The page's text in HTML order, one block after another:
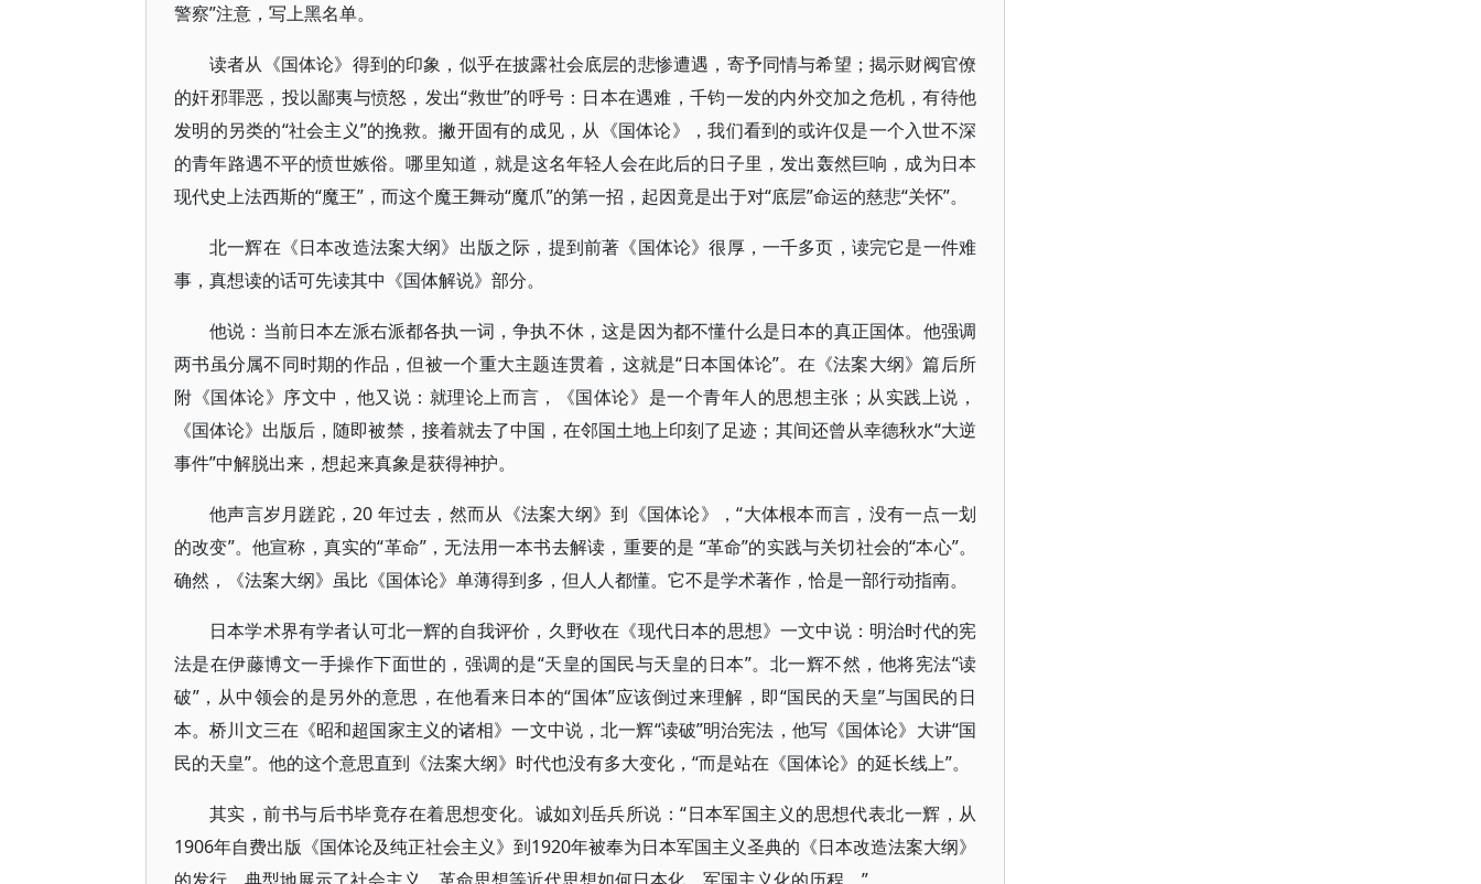
警察”注意，写上黑名单。
读者从《国体论》得到的印象，似乎在披露社会底层的悲惨遭遇，寄予同情与希望；揭示财阀官僚
的奸邪罪恶，投以鄙夷与愤怒，发出“救世”的呼号：日本在遇难，千钧一发的内外交加之危机，有待他
发明的另类的“社会主义”的挽救。撇开固有的成见，从《国体论》，我们看到的或许仅是一个入世不深
的青年路遇不平的愤世嫉俗。哪里知道，就是这名年轻人会在此后的日子里，发出轰然巨响，成为日本
现代史上法西斯的“魔王”，而这个魔王舞动“魔爪”的第一招，起因竟是出于对“底层”命运的慈悲“关怀”。
北一辉在《日本改造法案大纲》出版之际，提到前著《国体论》很厚，一千多页，读完它是一件难
事，真想读的话可先读其中《国体解说》部分。
他说：当前日本左派右派都各执一词，争执不休，这是因为都不懂什么是日本的真正国体。他强调
两书虽分属不同时期的作品，但被一个重大主题连贯着，这就是“日本国体论”。在《法案大纲》篇后所
附《国体论》序文中，他又说：就理论上而言，《国体论》是一个青年人的思想主张；从实践上说，
《国体论》出版后，随即被禁，接着就去了中国，在邻国土地上印刻了足迹；其间还曾从幸德秋水“大逆
事件”中解脱出来，想起来真象是获得神护。
他声言岁月蹉跎，20 年过去，然而从《法案大纲》到《国体论》，“大体根本而言，没有一点一划
的改变”。他宣称，真实的“革命”，无法用一本书去解读，重要的是 “革命”的实践与关切社会的“本心”。
确然，《法案大纲》虽比《国体论》单薄得到多，但人人都懂。它不是学术著作，恰是一部行动指南。
日本学术界有学者认可北一辉的自我评价，久野收在《现代日本的思想》一文中说：明治时代的宪
法是在伊藤博文一手操作下面世的，强调的是“天皇的国民与天皇的日本”。北一辉不然，他将宪法“读
破”，从中领会的是另外的意思，在他看来日本的“国体”应该倒过来理解，即“国民的天皇”与国民的日
本。桥川文三在《昭和超国家主义的诸相》一文中说，北一辉“读破”明治宪法，他写《国体论》大讲“国
民的天皇”。他的这个意思直到《法案大纲》时代也没有多大变化，“而是站在《国体论》的延长线上”。
其实，前书与后书毕竟存在着思想变化。诚如刘岳兵所说：“日本军国主义的思想代表北一辉，从
1906年自费出版《国体论及纯正社会主义》到1920年被奉为日本军国主义圣典的《日本改造法案大纲》